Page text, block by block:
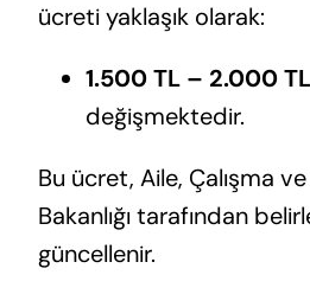
ücreti yaklaşık olarak:
1.500 TL – 2.000 TL
değişmektedir.
Bu ücret, Aile, Çalışma
Bakanlığı tarafından
güncellenir.